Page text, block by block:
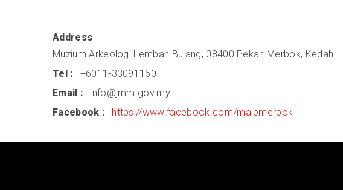
Address
Muzium Arkeologi Lembah Bujang, 08400 Pekan Merbok, Kedah
Tel
+6011-33091160
Email
info@jmm.gov.my
Facebook
https://www.facebook.com/malbmerbok